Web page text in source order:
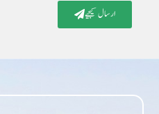
ارسال کیجیے